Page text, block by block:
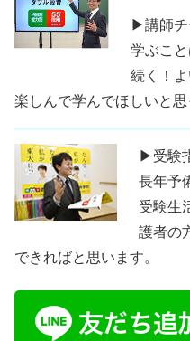
▶講師チ
学ぶこ
続く！
楽しんで学んでほしいと思
▶受験
長年予
受験生
護者の
できればと思います。